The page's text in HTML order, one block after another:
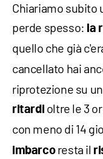
Chiariamo subito
perde spesso: la
quello che già
cancellato hai
riprotezione su
ritardi oltre le 3
con meno di 14
imbarcoresta il